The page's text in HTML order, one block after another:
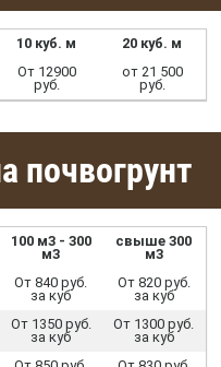
10 куб. м
20 куб. м
От 12900
руб.
от 21 500
руб.
почвогрунт
100 м3 - 300
м3
свыше 300
м3
От 840 руб.
за куб
От 820 руб.
за куб
От 1350 руб.
за куб
От 1300 руб.
за куб